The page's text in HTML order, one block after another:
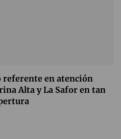
referente en atención
Alta y La Safor en tan